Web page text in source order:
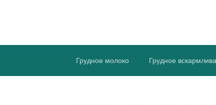
ПростоГВ
Грудное молоко Грудное